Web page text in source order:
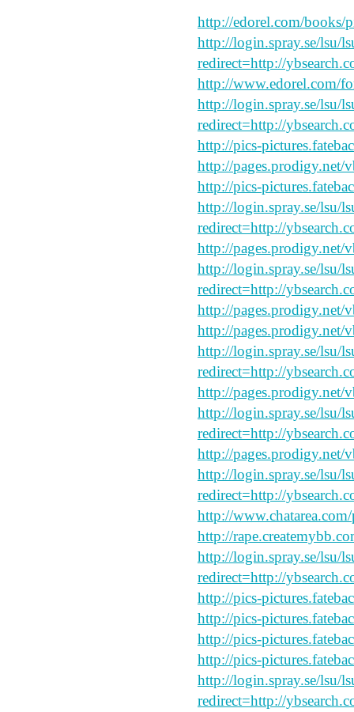
http://edorel.com/books/
http://login.spray.se/lsu/
redirect=http://
http://www.edorel.com/
http://login.spray.se/lsu/
redirect=http://
http://pics-
http://pages.prodigy.net/
http://pics-
http://login.spray.se/lsu/
redirect=http://
http://pages.prodigy.net/
http://login.spray.se/lsu/
redirect=http://
http://pages.prodigy.net/
http://pages.prodigy.net/
http://login.spray.se/lsu/
redirect=http://
http://pages.prodigy.net/
http://login.spray.se/lsu/
redirect=http://
http://pages.prodigy.net/
http://login.spray.se/lsu/
redirect=http://
http://
http://
http://login.spray.se/lsu/
redirect=http://
http://pics-
http://pics-
http://pics-
http://pics-
http://login.spray.se/lsu/
redirect=http://